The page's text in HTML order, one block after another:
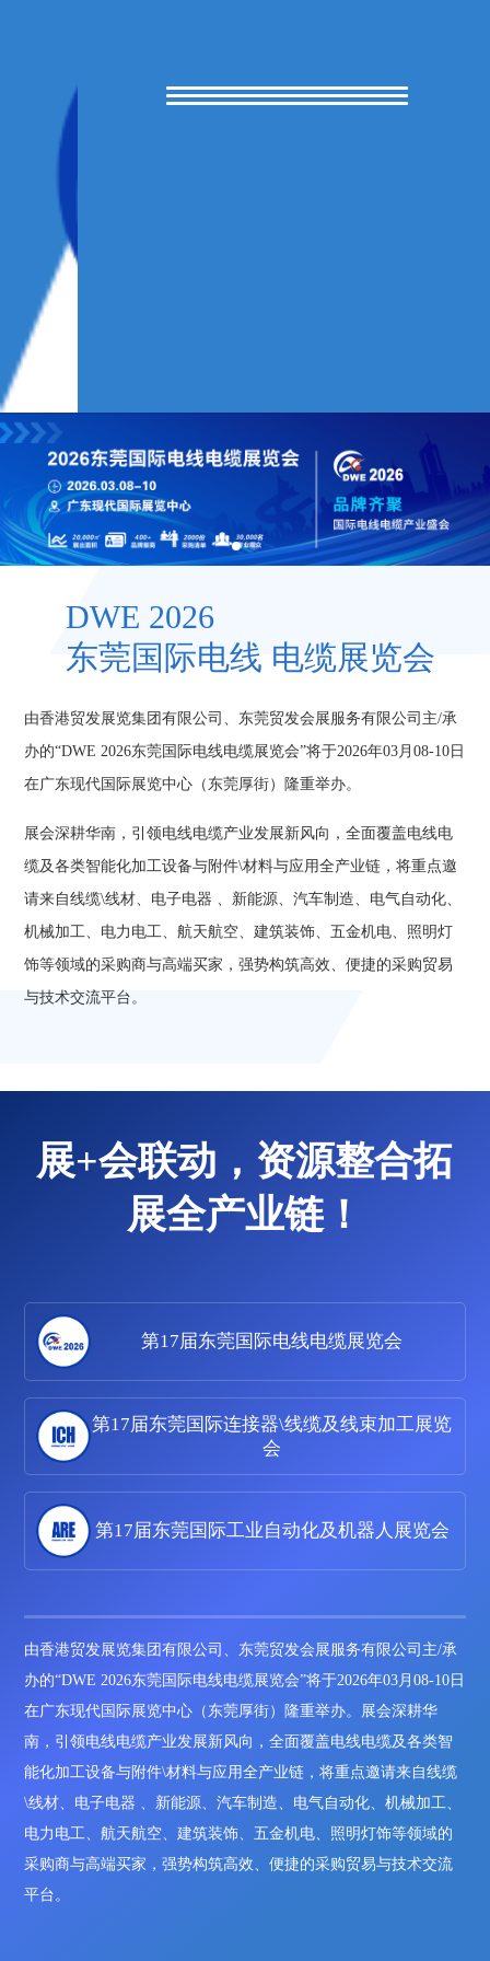
DWE 2026
东莞国际电线 电缆展览会
由香港贸发展览集团有限公司、东莞贸发会展服务有限公司主/承
办的“DWE 2026东莞国际电线电缆展览会”将于2026年03月08-10日
在广东现代国际展览中心（东莞厚街）隆重举办。
展会深耕华南，引领电线电缆产业发展新风向，全面覆盖电线电
缆及各类智能化加工设备与附件\材料与应用全产业链，将重点邀
请来自线缆\线材、电子电器 、新能源、汽车制造、电气自动化、
机械加工、电力电工、航天航空、建筑装饰、五金机电、照明灯
饰等领域的采购商与高端买家，强势构筑高效、便捷的采购贸易
与技术交流平台。
展+会联动，资源整合拓
展全产业链！
第17届东莞国际电线电缆展览会
第17届东莞国际连接器\线缆及线束加工展览
会
第17届东莞国际工业自动化及机器人展览会
由香港贸发展览集团有限公司、东莞贸发会展服务有限公司主/承
办的“DWE 2026东莞国际电线电缆展览会”将于2026年03月08-10日
在广东现代国际展览中心（东莞厚街）隆重举办。展会深耕华
南，引领电线电缆产业发展新风向，全面覆盖电线电缆及各类智
能化加工设备与附件\材料与应用全产业链，将重点邀请来自线缆
\线材、电子电器 、新能源、汽车制造、电气自动化、机械加工、
电力电工、航天航空、建筑装饰、五金机电、照明灯饰等领域的
采购商与高端买家，强势构筑高效、便捷的采购贸易与技术交流
平台。